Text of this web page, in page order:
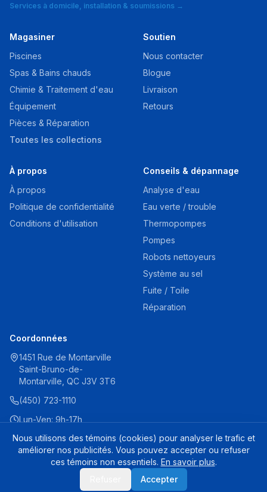
Hayward Protection Encastrable Grande Lumière - 25Z004720
Services à domicile, installation & soumissions →
Magasiner
Piscines
Spas & Bains chauds
Chimie & Traitement d'eau
Équipement
Pièces & Réparation
Toutes les collections
Soutien
Nous contacter
Blogue
Livraison
Retours
À propos
À propos
Politique de confidentialité
Conditions d'utilisation
Conseils & dépannage
Analyse d'eau
Eau verte / trouble
Thermopompes
Pompes
Robots nettoyeurs
Système au sel
Fuite / Toile
Réparation
Coordonnées
1451 Rue de Montarville
Saint-Bruno-de-
Montarville, QC J3V 3T6
(450) 723-1110
Lun-Ven: 9h-17h
© 2025 Destination Piscine Aide. Tous droits réservés.
Nous utilisons des témoins (cookies) pour analyser le trafic et
améliorer nos publicités. Vous pouvez accepter ou refuser
ces témoins non essentiels. En savoir plus.
Accepter